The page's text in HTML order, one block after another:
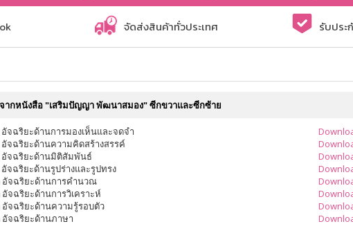
จัดส่งสินค้าทั่วประเทศ รับประ
ากหนังสือ "เสริมปัญญา พัฒนาสมอง" ซีกขวาและซีกซ้าย
ฉริยะด้านการมองเห็นและจดจำ
จฉริยะด้านความคิดสร้างสรรค์
จฉริยะด้านมิติสัมพันธ์
ฉริยะด้านรูปร่างและรูปทรง
จฉริยะด้านการคำนวณ
ฉริยะด้านการวิเคราะห์
จฉริยะด้านความรู้รอบตัว
จฉริยะด้านภาษา